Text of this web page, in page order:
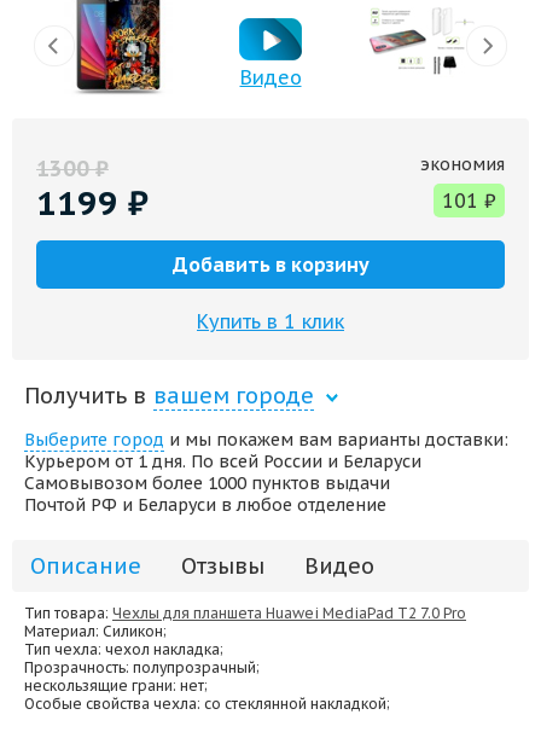
Видео
1300₽
1199 ₽
экономия
101 ₽
Добавить в корзину
Купить в 1 клик
Получить в вашем городе
Выберите город и мы покажем вам варианты доставки:
Курьером от 1 дня. По всей России и Беларуси
Самовывозом более 1000 пунктов выдачи
Почтой РФ и Беларуси в любое отделение
Описание Отзывы Видео
Тип товара: Чехлы для планшета Huawei MediaPad T2 7.0 Pro
Материал: Силикон;
Тип чехла: чехол накладка;
Прозрачность: полупрозрачный;
нескользящие грани: нет;
Особые свойства чехла: со стеклянной накладкой;